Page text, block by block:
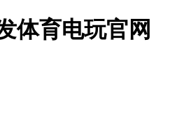
体育电玩官网